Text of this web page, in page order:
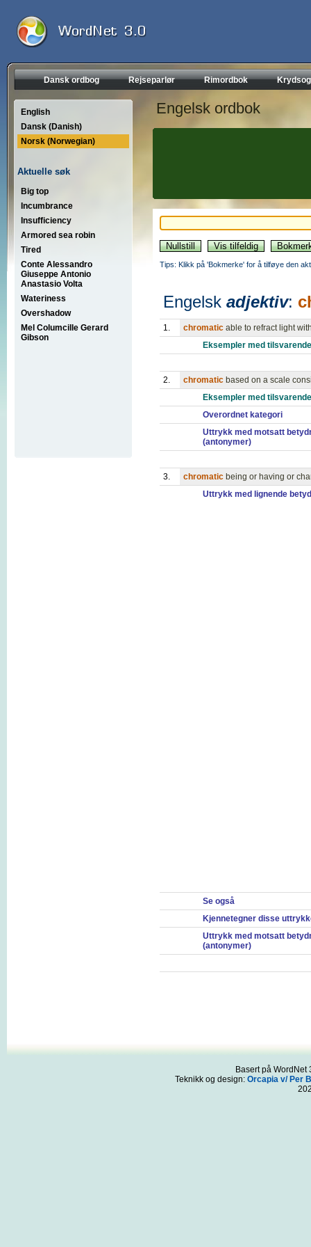
Dansk ordbog Rejseparlør Rimordbok
English
Dansk (Danish)
Norsk (Norwegian)
Aktuelle søk
Big top
Incumbrance
Insufficiency
Armored sea robin
Tired
Conte Alessandro
Giuseppe Antonio
Anastasio Volta
Wateriness
Overshadow
Mel Columcille Gerard
Gibson
Engelsk ordbok
Tips: Klikk på 'Bokmerke' for å tilføye den
Engelsk adjektiv:
1. chromatic able to refract light
Eksempler med
2. chromatic based on a scale
Eksempler med
Overordnet kategori
Uttrykk med motsatt
(antonymer)
3. chromatic being or having or
Uttrykk med lignende
Se også
Kjennetegner disse
Uttrykk med motsatt
(antonymer)
Basert på
Teknikk og design: Orcapia v/ Per